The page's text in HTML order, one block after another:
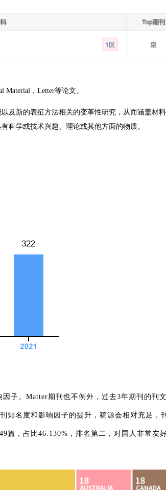
，Letter等论文。
及新的表征方法相关的变革性研究，从而涵盖材
科学或技术兴趣、理论或其他方面的物质。
子。Matter期刊也不例外，过去3年期刊的刊
知名度和影响因子的提升，稿源会相对充足，
篇，占比46.130%，排名第二，对国人非常友